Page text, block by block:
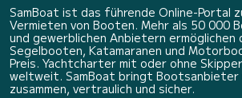
SamBoat ist das führende Online-Portal
Vermieten von Booten. Mehr als 50 000
und gewerblichen Anbietern ermöglichen
Segelbooten, Katamaranen und
Preis. Yachtcharter mit oder ohne
weltweit. SamBoat bringt Bootsanbieter
zusammen, vertraulich und sicher.